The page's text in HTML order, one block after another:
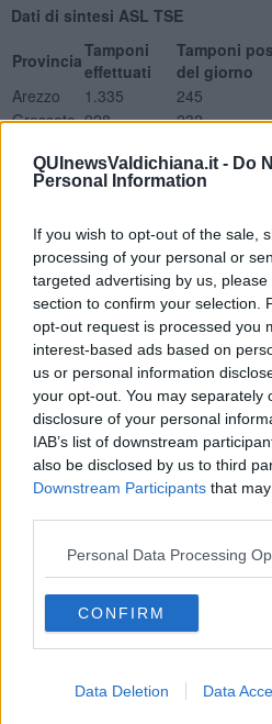
QUInewsValdichiana.it - Do
Personal Information
If you wish to opt-out of the sale,
processing of your personal or
targeted advertising by us,
section to confirm your selection.
opt-out request is processed you
interest-based ads based on
us or personal information
your opt-out. You may separately
disclosure of your personal
IAB’s list of downstream
also be disclosed by us to third
Downstream Participants that
Personal Data Processing
CONFIRM
Data Deletion Data
Dati di sintesi ASL TSE
ProvinciaTamponi
effettuati
Tamponi
del giorno
Arezzo
1.335 245
Grosseto 928 232
Asl TSE
3619 689
Nuovi positivi per classi d'età
Provincia
0-18 19-34 35-4950-64 65-
Arezzo
20 34 68
Grosseto 20 33 31 69 55
Siena
25 23 39 50 48
ASL TSE
65 90 118 167 171
Ricoveri con sintomatologia Covid
Degenza Covid San Donato Arezzo
TI San Donato Arezzo
Degenza Covid Misericordia
TI Misericordia Grosseto
Abbadia San Salvatore
9
Asciano
4
Casole D'Elsa
Castelnuovo Berardenga10